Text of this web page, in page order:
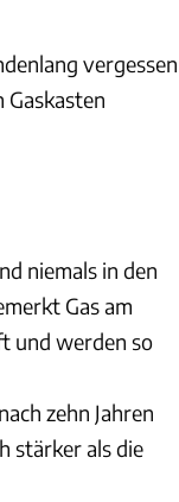
vergessen
Gaskasten
niemals in den
Gas am
und werden so
zehn Jahren
stärker als die